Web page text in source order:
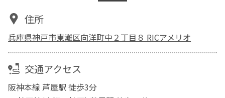
住所
兵庫県神戸市東灘区向洋町中２丁目８ RICアメリオ
交通アクセス
阪神本線 芦屋駅 徒歩3分